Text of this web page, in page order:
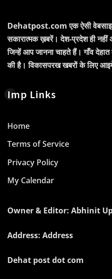
Dehatpost.com एक ऐसी
सकारात्मक ख़बरें। देश-प्रदेश ही
जिन्हें आप जानना चाहते हैं। गाँव
की है। विकासपरख खबरों के लिए
Imp Links
Home
Terms of Service
Privacy Policy
My Calendar
Owner & Editor: Abhinit
Address: Address
Dehat post dot com